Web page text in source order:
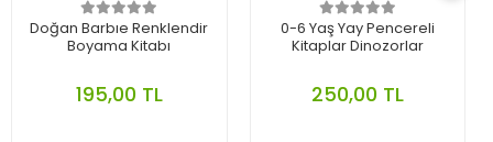
Doğan Barbıe Renklendir
Boyama Kitabı
195,00 TL
0-6 Yaş Yay Pencereli
Kitaplar Dinozorlar
250,00 TL